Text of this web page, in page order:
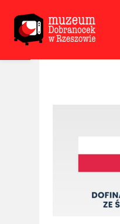
Open toolbar